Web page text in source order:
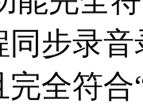
步录
全符